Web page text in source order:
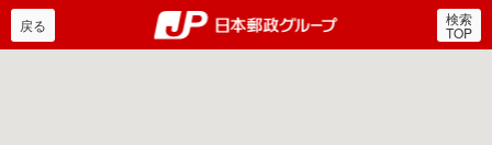
郵便局・日本郵政グルー
戻る 検索
TOP